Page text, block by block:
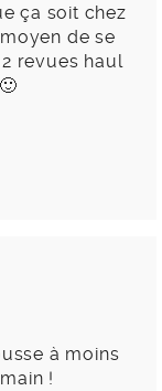
ça soit chez
de se
revues haul
à moins
!